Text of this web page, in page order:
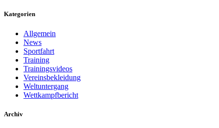
Kategorien
Allgemein
News
Sportfahrt
Training
Trainingsvideos
Vereinsbekleidung
Weltuntergang
Wettkampfbericht
Archiv